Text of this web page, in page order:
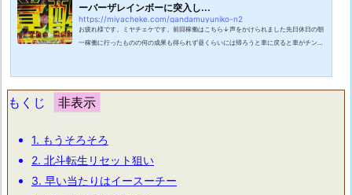
ーバーザレインボーに突入し...
https://miyacheke.com/gandamuyuniko-n2
お疲れ様です。ミヤチェケです。前回稼働はこちら↓声をかけられました先日休日の朝
一稼働に行ったものの何の成果も得られず昼くらいには帰ろうと車に戻ると車がチンチ
くないのでやめてくださいという事でした。言われてみれば確かに・・・ご時世もご時
世ですからね。気を使ってか「今...
もくじ
1. もうそろそろ
2. 北斗転生リセット狙い
3. 早い当たりはイースーチー